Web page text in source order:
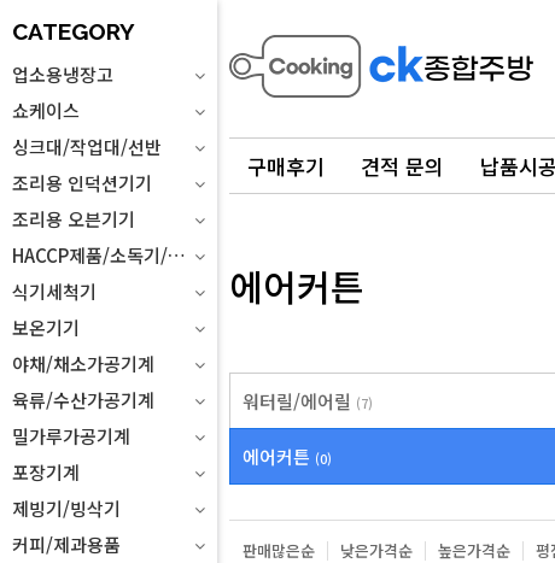
CATEGORY
업소용냉장고
쇼케이스
싱크대/작업대/선반
조리용 인덕션기기
조리용 오븐기기
HACCP제품/소독기/위생설비
식기세척기
보온기기
야채/채소가공기계
육류/수산가공기계
밀가루가공기계
포장기계
제빙기/빙삭기
커피/제과용품
구매후기 견적 문의 납품시
에어커튼
워터릴/에어릴 (7)
에어커튼 (0)
판매많은순 낮은가격순 높은가격순 평